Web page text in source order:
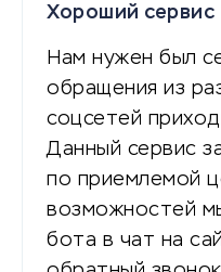
Хороший сервис
Нам нужен был
обращения из
соцсетей
Данный сервис
по приемлемой
возможностей
бота в чат на